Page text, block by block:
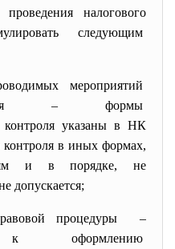
налогового
следующим
мероприятий
– формы
контроля указаны в НК
в иных формах,
и в порядке, не
допускается;
процедуры –
оформлению